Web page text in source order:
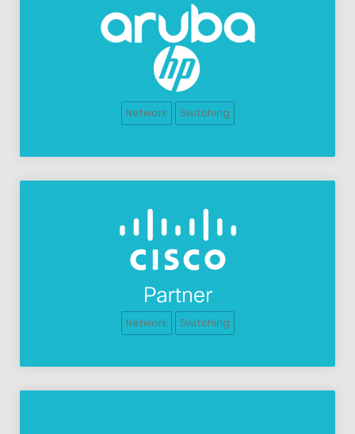
Network Switching
Network Switching